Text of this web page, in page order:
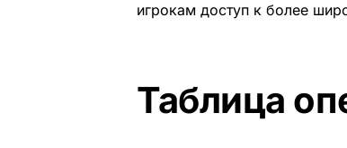
игрокам доступ к более
Таблица